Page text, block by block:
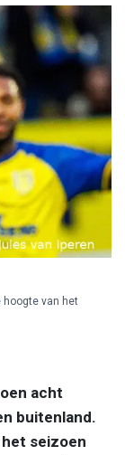
hoogte van het
acht
buitenland.
seizoen